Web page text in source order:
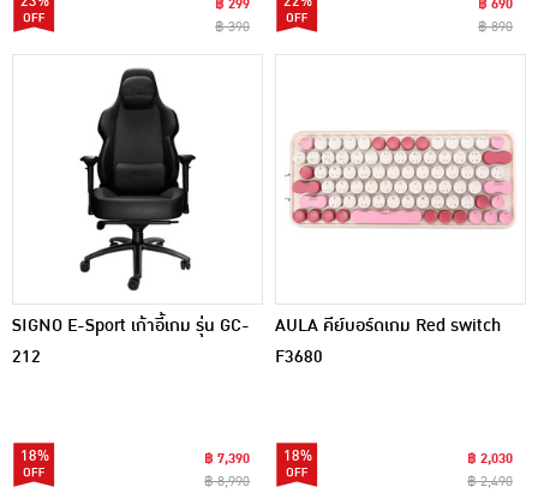
฿ 390
฿ 890
SIGNO E-Sport เก้าอี้เกม รุ่น GC-
212
18%
฿ 7,390
฿ 8,990
AULA คีย์บอร์ดเกม Red switch
F3680
18%
฿ 2,030
฿ 2,490